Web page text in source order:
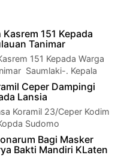
151 Kepada
Tanimar
151 Kepada Warga
Saumlaki-. Kepala
Ceper Dampingi
Lansia
Koramil 23/Ceper Kodim
Sudomo
Vaksinasi kepada Lan…
Bagi Masker
Bakti Mandiri KLaten